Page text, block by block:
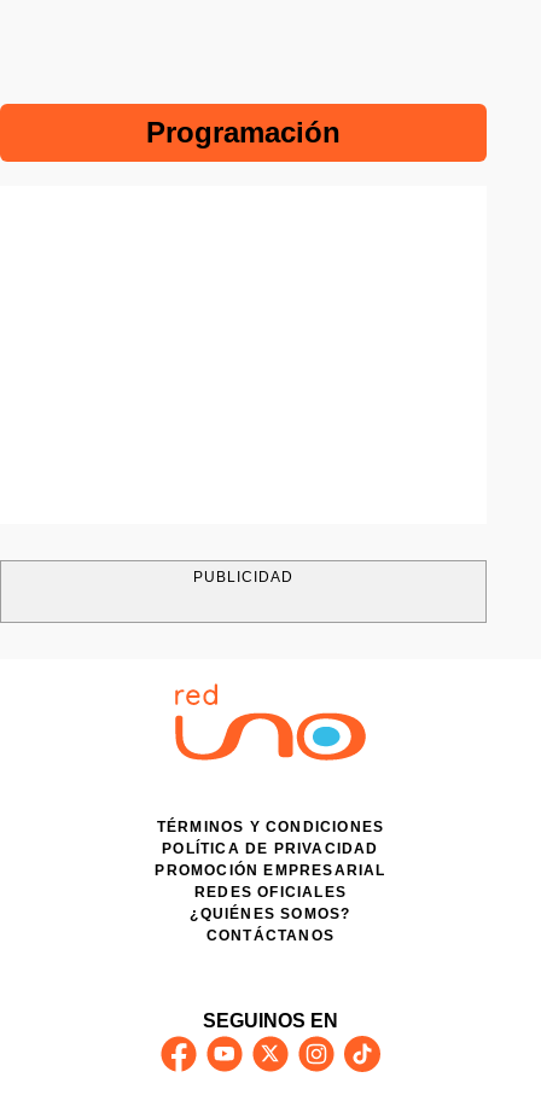
Programación
PUBLICIDAD
TÉRMINOS Y CONDICIONES
POLÍTICA DE PRIVACIDAD
PROMOCIÓN EMPRESARIAL
REDES OFICIALES
¿QUIÉNES SOMOS?
CONTÁCTANOS
SEGUINOS EN